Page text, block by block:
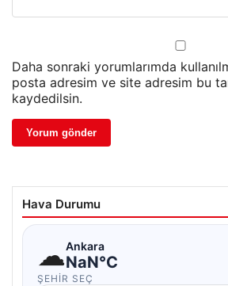
Daha sonraki yorumlarımda
posta adresim ve site adresim bu
kaydedilsin.
Hava Durumu
☁Ankara
NaN°C
ŞEHIR SEÇ